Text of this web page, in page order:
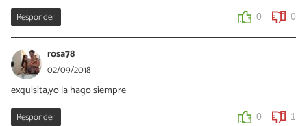
Responder 0 0
rosa78
02/09/2018
exquisita,yo la hago siempre
Responder 0 1